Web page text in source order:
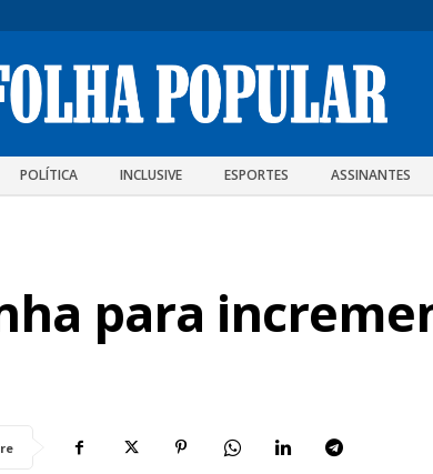
POLÍTICA INCLUSIVE ESPORTES ASSINANTES
para